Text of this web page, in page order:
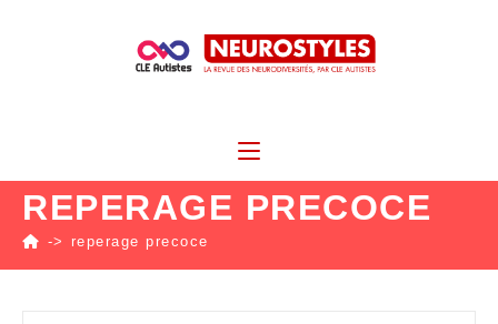
REPERAGE PRECOCE
-> reperage precoce